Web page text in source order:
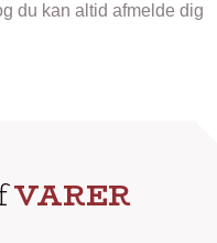
du kan altid afmelde dig
VARER